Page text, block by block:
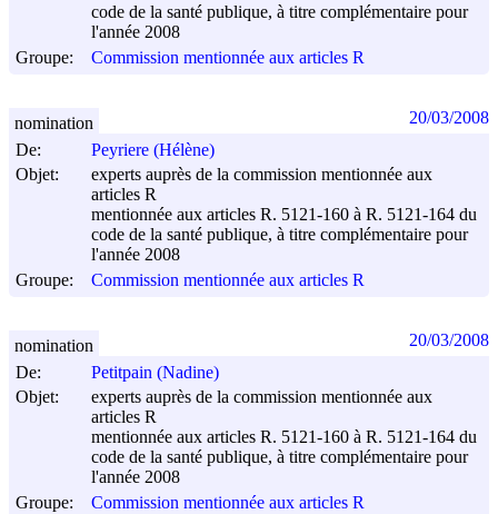
code de la santé publique, à titre complémentaire pour
l'année 2008
Groupe:
Commission mentionnée aux articles R
De:
Peyriere (Hélène)
Objet:
experts auprès de la commission mentionnée aux
articles R
mentionnée aux articles R. 5121-160 à R. 5121-164 du
code de la santé publique, à titre complémentaire pour
l'année 2008
Groupe:
Commission mentionnée aux articles R
nomination 20/03/2008
De:
Petitpain (Nadine)
Objet:
experts auprès de la commission mentionnée aux
articles R
mentionnée aux articles R. 5121-160 à R. 5121-164 du
code de la santé publique, à titre complémentaire pour
l'année 2008
Groupe:
Commission mentionnée aux articles R
nomination 20/03/2008